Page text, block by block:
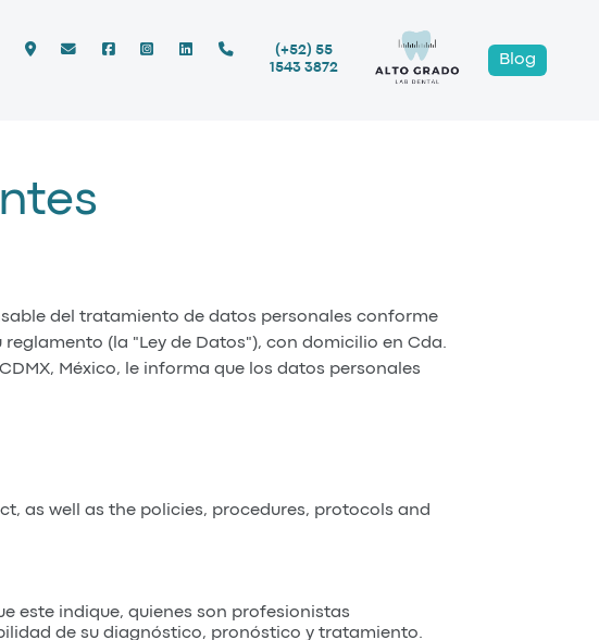
(+52) 55
1543 3872
Blog
del tratamiento de datos personales conforme
(la "Ley de Datos"), con domicilio en Cda.
México, le informa que los datos personales
as well as the policies, procedures, protocols and
este indique, quienes son profesionistas
de su diagnóstico, pronóstico y tratamiento.